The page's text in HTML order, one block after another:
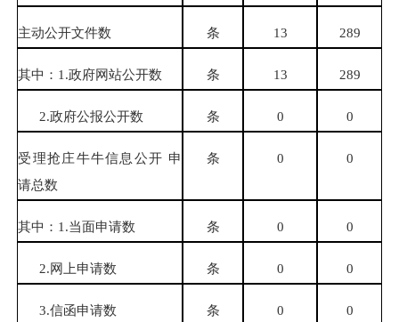
主动公开文件数 条 13 289
其中： 1.政府网站公开数 条 13 289
2.政府公报公开数 条 0 0
受理抢庄牛牛信息公开 申
请总数
条 0 0
其中： 1.当面申请数 条 0 0
2.网上申请数 条 0 0
3.信函申请数 条 0 0